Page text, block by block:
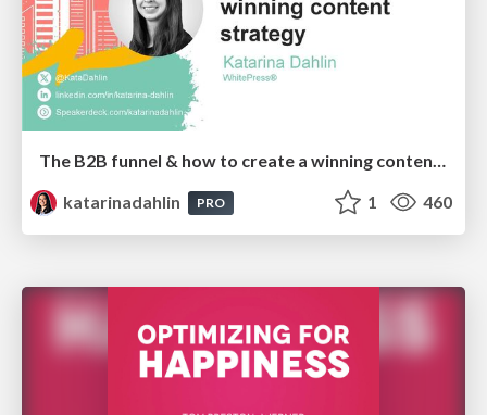
The B2B funnel & how to create a winning content strategy
katarinadahlin
PRO 1 460